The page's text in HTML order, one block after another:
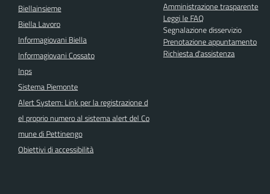
Biellainsieme
Biella Lavoro
Informagiovani Biella
Informagiovani Cossato
Inps
Sistema Piemonte
Alert System: Link per la registrazione d
el proprio numero al sistema alert del Co
mune di Pettinengo
Obiettivi di accessibilità
Amministrazione trasparente
Leggi le FAQ
Segnalazione disservizio
Prenotazione appuntamento
Richiesta d'assistenza